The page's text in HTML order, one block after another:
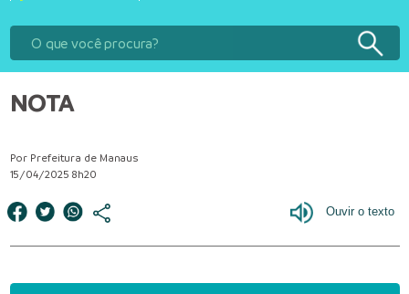
NOTA
Por Prefeitura de Manaus
15/04/2025 8h20